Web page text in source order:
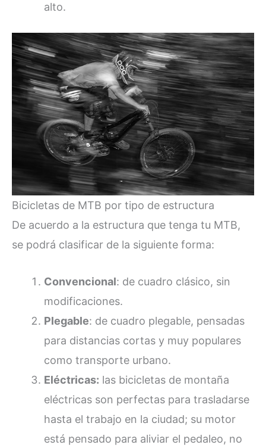
alto.
Bicicletas de MTB por tipo de estructura
De acuerdo a la estructura que tenga tu MTB,
se podrá clasificar de la siguiente forma:
Convencional: de cuadro clásico, sin
modificaciones.
Plegable: de cuadro plegable, pensadas
para distancias cortas y muy populares
como transporte urbano.
Eléctricas: las bicicletas de montaña
eléctricas son perfectas para trasladarse
hasta el trabajo en la ciudad; su motor
está pensado para aliviar el pedaleo, no